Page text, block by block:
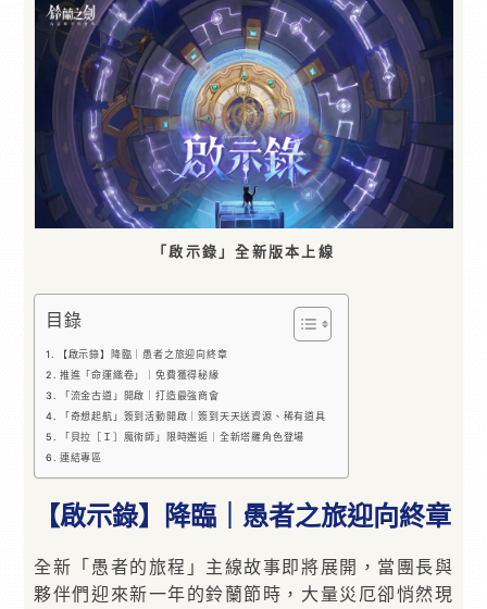
「啟示錄」全新版本上線
目錄
【啟示錄】降臨｜愚者之旅迎向終章
推進「命運織卷」｜免費獲得秘緣
「流金古道」開啟｜打造最強商會
「奇想起航」簽到活動開啟｜簽到天天送資源、稀有道具
「貝拉［Ｉ］魔術師」限時邂逅｜全新塔羅角色登場
連結專區
【啟示錄】降臨｜愚者之旅迎向終章
全新「愚者的旅程」主線故事即將展開，當團長與
夥伴們迎來新一年的鈴蘭節時，大量災厄卻悄然現